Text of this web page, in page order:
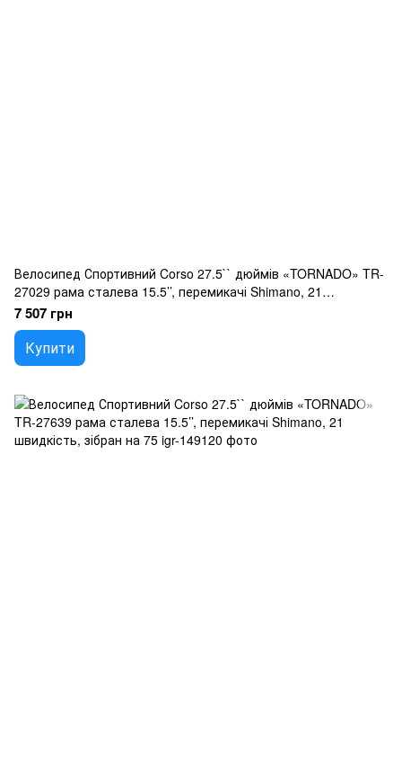
Велосипед Спортивний Corso 27.5`` дюймів «TORNADO» TR-
27029 рама сталева 15.5’’, перемикачі Shimano, 21
швидкість, зібран на 75
7 507 грн
Купити